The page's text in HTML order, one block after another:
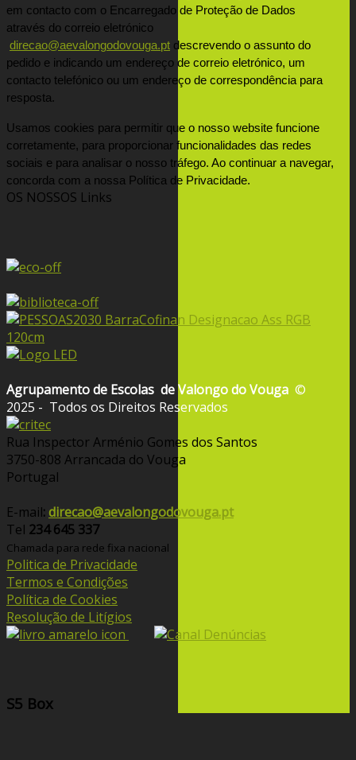
em contacto com o Encarregado de Proteção de Dados
através do correio eletrónico
direcao@aevalongodovouga.pt descrevendo o assunto do
pedido e indicando um endereço de correio eletrónico, um
contacto telefónico ou um endereço de correspondência para
resposta.
Usamos cookies para permitir que o nosso website funcione
corretamente, para proporcionar funcionalidades das redes
sociais e para analisar o nosso tráfego. Ao continuar a navegar,
concorda com a nossa Política de Privacidade.
OS NOSSOS Links
Agrupamento de Escolas de Valongo do Vouga ©
2025 - Todos os Direitos Reservados
Rua Inspector Arménio Gomes dos Santos
3750-808 Arrancada do Vouga
Portugal
E-mail:direcao@aevalongodovouga.pt
Tel 234 645 337
Chamada para rede fixa nacional
Politica de Privacidade
Termos e Condições
Política de Cookies
Resolução de Litígios
S5 Box